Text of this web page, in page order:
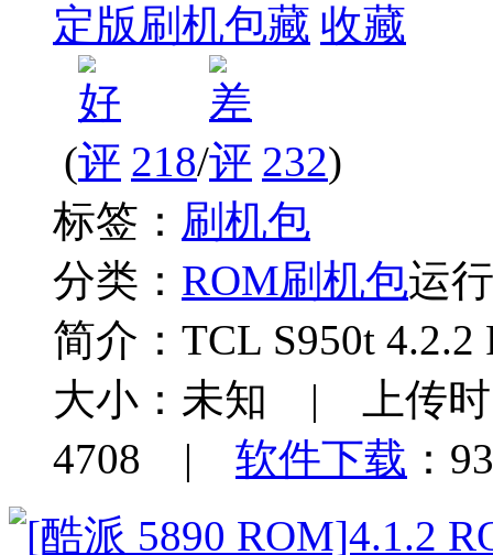
定版刷机包 收藏
( 218/ 232)
标签： 刷机包
分类： ROM刷机包运
简介： TCL S950t 4.2.2
大小：未知 | 上传
4708 | 软件下载 ：